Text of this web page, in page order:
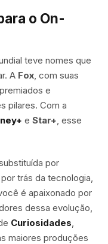
o On-
teve nomes que
A Fox, com suas
e
pilares. Com a
e Star+, esse
por
trás da tecnologia,
é apaixonado por
dessa evolução,
Curiosidades,
maiores produções